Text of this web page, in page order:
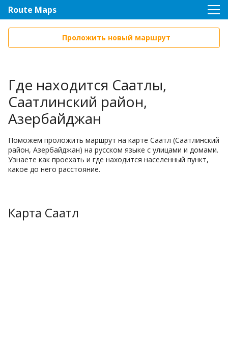
Route Maps
Проложить новый маршрут
Где находится Саатлы,
Саатлинский район,
Азербайджан
Поможем проложить маршрут на карте Саатл (Саатлинский
район, Азербайджан) на русском языке с улицами и домами.
Узнаете как проехать и где находится населенный пункт,
какое до него расстояние.
Карта Саатл